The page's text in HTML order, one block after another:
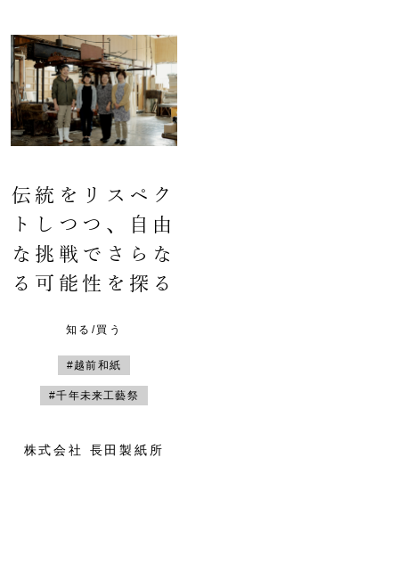
伝統をリスペク
トしつつ、自由
な挑戦でさらな
る可能性を探る
知る/買う
#越前和紙
#千年未来工藝祭
株式会社 長田製紙所